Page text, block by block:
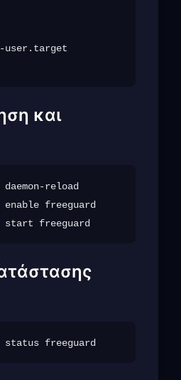
user.target
και
reload
freeguard